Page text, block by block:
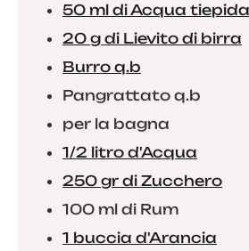
50 ml di Acqua tiepida
20 g di Lievito di birra
Burro q.b
Pangrattato q.b
per la bagna
1/2 litro d'Acqua
250 gr di Zucchero
100 ml di Rum
1 buccia d'Arancia